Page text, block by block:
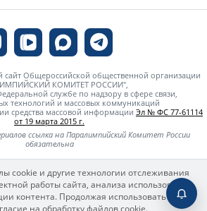
Общероссийской общественной организации
КОМИТЕТ РОССИИ",
службе по надзору в сфере связи,
технологий и массовых коммуникаций
средства массовой информации Эл № ФС 77-61114
от 19 марта 2015 г.
ссылка на Паралимпийский Комитет России
обязательна
cookie и другие технологии отслеживания
работы сайта, анализа использования
контента. Продолжая использовать сайт,
на обработку файлов cookie.